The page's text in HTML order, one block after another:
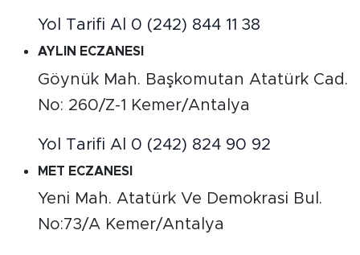
Yol Tarifi Al 0 (242) 844 11 38
AYLIN ECZANESI
Göynük Mah. Başkomutan Atatürk Cad.
No: 260/Z-1 Kemer/Antalya
Yol Tarifi Al 0 (242) 824 90 92
MET ECZANESI
Yeni Mah. Atatürk Ve Demokrasi Bul.
No:73/A Kemer/Antalya